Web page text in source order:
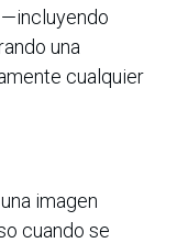
una
cualquier
imagen
cuando se